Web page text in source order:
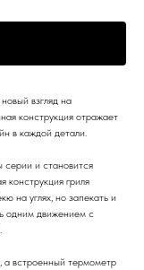
взгляд на
конструкция отражает
в каждой детали.
серии и становится
конструкция гриля
на углях, но запекать и
одним движением с
а встроенный термометр